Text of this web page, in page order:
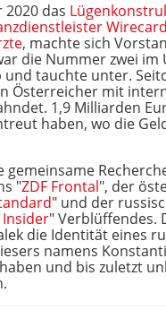
2020 das
, machte sich
die Nummer zwei
und tauchte unter.
Österreicher mit
1,9 Milliarden
haben, wo die
gemeinsame
"ZDF Frontal", der
" und der
Insider" Verblüffendes.
die Identität eines
namens
und bis zuletzt